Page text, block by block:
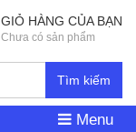
Tìm kiếm
GIỎ HÀNG CỦA BẠN
Chưa có sản phẩm
Menu